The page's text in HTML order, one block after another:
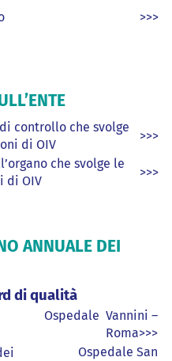
>>>
controllo che svolge
di OIV
>>>
che svolge le
di OIV
>>>
ANNUALE DEI
di qualità
Ospedale Vannini –
Roma>>>
Ospedale San